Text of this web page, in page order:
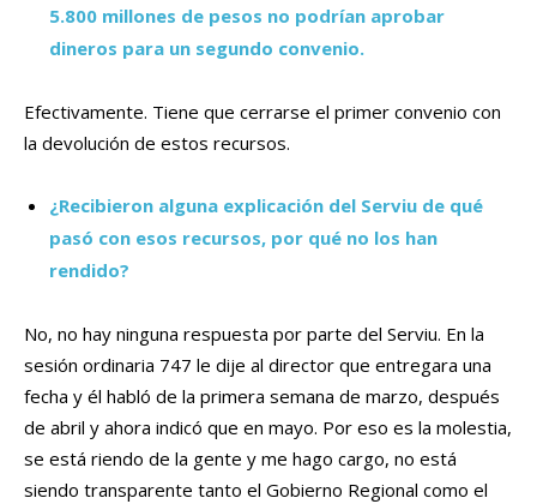
5.800 millones de pesos no podrían aprobar
dineros para un segundo convenio.
Efectivamente. Tiene que cerrarse el primer convenio con
la devolución de estos recursos.
¿Recibieron alguna explicación del Serviu de qué
pasó con esos recursos, por qué no los han
rendido?
No, no hay ninguna respuesta por parte del Serviu. En la
sesión ordinaria 747 le dije al director que entregara una
fecha y él habló de la primera semana de marzo, después
de abril y ahora indicó que en mayo. Por eso es la molestia,
se está riendo de la gente y me hago cargo, no está
siendo transparente tanto el Gobierno Regional como el